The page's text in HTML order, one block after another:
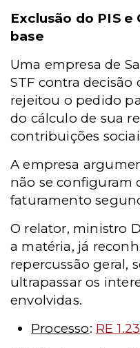
Exclusão do PIS
base
Uma empresa de
STF contra decisão
rejeitou o pedido
do cálculo de sua
contribuições
A empresa
não se configuram
faturamento
O relator, ministro
a matéria, já
repercussão geral,
ultrapassar os
envolvidas.
Processo: RE